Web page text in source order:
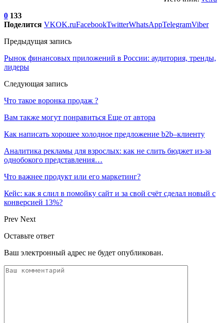
0 133
Поделится VKOK.ruFacebookTwitterWhatsAppTelegramViber
Предыдущая запись
Рынок финансовых приложений в России: аудитория, тренды,
лидеры
Следующая запись
Что такое воронка продаж ?
Вам также могут понравиться Еще от автора
Как написать хорошее холодное предложение b2b–клиенту
Аналитика рекламы для взрослых: как не слить бюджет из-за
однобокого представления…
Что важнее продукт или его маркетинг?
Кейс: как я слил в помойку сайт и за свой счёт сделал новый с
конверсией 13%?
Prev Next
Оставьте ответ
Ваш электронный адрес не будет опубликован.